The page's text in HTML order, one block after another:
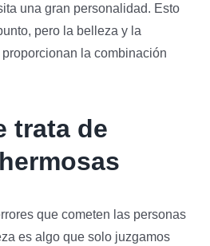
una gran personalidad. Esto
pero la belleza y la
la combinación
trata de
que cometen las personas
es algo que solo juzgamos